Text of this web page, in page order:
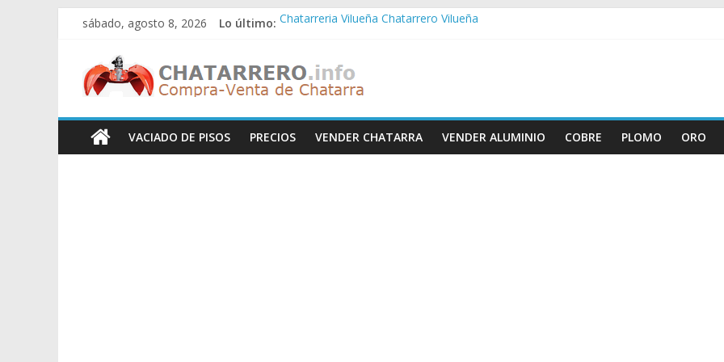
Saltar
contenido
sábado, agosto 8, 2026 Lo último: Chatarreria Vilueña Chatarrero Vilueña
Chatarreria Zaida Chatarrero Zaida
Chatarreria Vistabella Chatarrero Vistabella
Chatarreros
–
Precio
VACIADO DE PISOS PRECIOS VENDER CHATARRA VENDER ALUMINIO COBRE PLOMO ORO